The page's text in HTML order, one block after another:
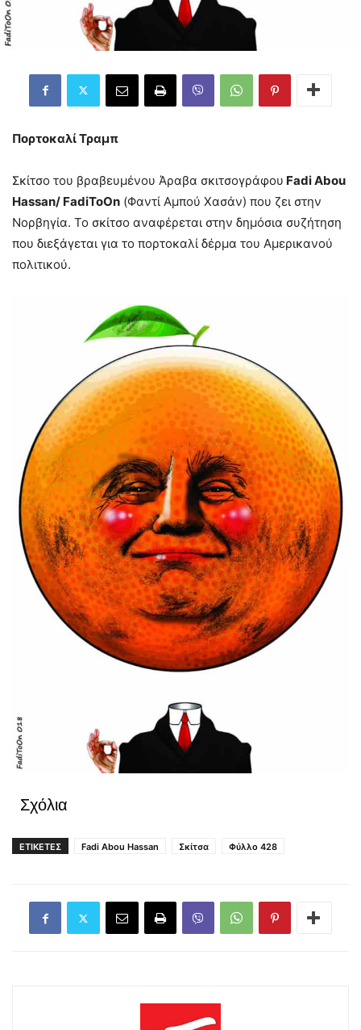
Πορτοκαλί Τραμπ
Σκίτσο του βραβευμένου Άραβα σκιτσογράφου Fadi Abou
Hassan/ FadiToOn (Φαντί Αμπού Χασάν) που ζει στην
Νορβηγία. Το σκίτσο αναφέρεται στην δημόσια συζήτηση
που διεξάγεται για το πορτοκαλί δέρμα του Αμερικανού
πολιτικού.
Σχόλια
ΕΤΙΚΕΤΕΣ Fadi Abou Hassan Σκίτσα Φύλλο 428